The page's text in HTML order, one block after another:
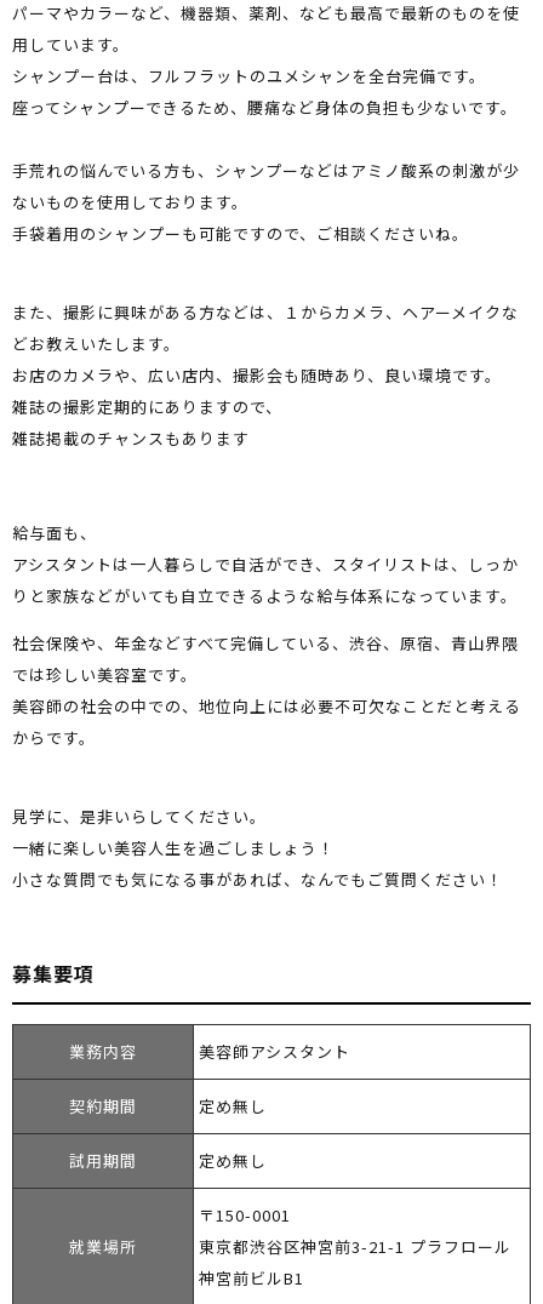
パーマやカラーなど、機器類、薬剤、なども最高で最新のものを使
用しています。
シャンプー台は、フルフラットのユメシャンを全台完備です。
座ってシャンプーできるため、腰痛など身体の負担も少ないです。
手荒れの悩んでいる方も、シャンプーなどはアミノ酸系の刺激が少
ないものを使用しております。
手袋着用のシャンプーも可能ですので、ご相談くださいね。
また、撮影に興味がある方などは、１からカメラ、ヘアーメイクな
どお教えいたします。
お店のカメラや、広い店内、撮影会も随時あり、良い環境です。
雑誌の撮影定期的にありますので、
雑誌掲載のチャンスもあります
給与面も、
アシスタントは一人暮らしで自活ができ、スタイリストは、しっか
りと家族などがいても自立できるような給与体系になっています。
社会保険や、年金などすべて完備している、渋谷、原宿、青山界隈
では珍しい美容室です。
美容師の社会の中での、地位向上には必要不可欠なことだと考える
からです。
見学に、是非いらしてください。
一緒に楽しい美容人生を過ごしましょう！
小さな質問でも気になる事があれば、なんでもご質問ください！
募集要項
業務内容 美容師アシスタント
契約期間 定め無し
試用期間 定め無し
就業場所
〒150-0001
東京都渋谷区神宮前3-21-1 プラフロール
神宮前ビルB1